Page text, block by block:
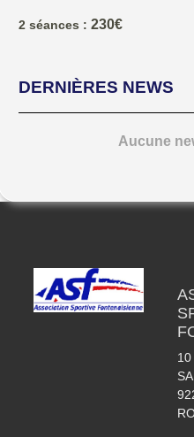
2 séances : 230€
DERNIÈRES NEWS
Aucune
10